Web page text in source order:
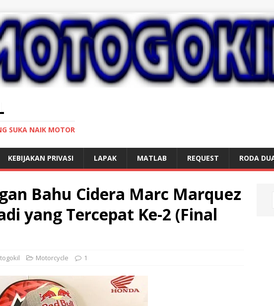
SUKA NAIK MOTOR
KEBIJAKAN PRIVASI LAPAK MATLAB REQUEST RODA
Bahu Cidera Marc Marquez
yang Tercepat Ke-2 (Final
Motorcycle 1